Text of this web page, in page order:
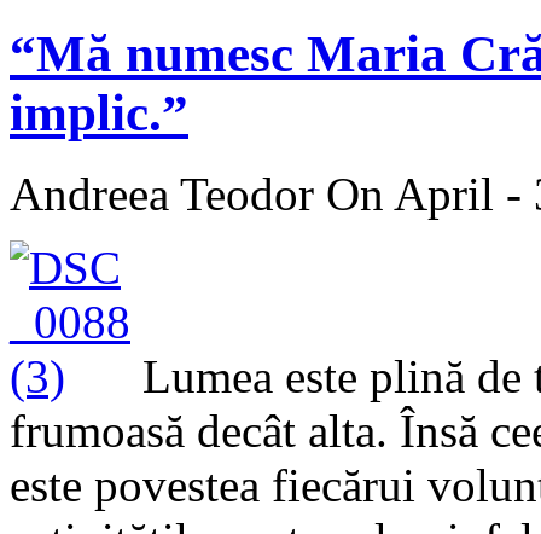
“Mă numesc Maria
implic.”
Andreea Teodor On April -
Lumea este plină
frumoasă decât alta. Însă
este povestea fiecărui